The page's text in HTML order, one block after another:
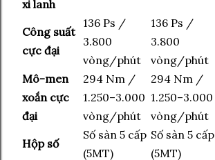
xi lanh
Công suất
cực đại
136 Ps /
3.800
vòng/phút
136 Ps /
3.800
vòng/phút
Mô-men
xoắn cực
đại
294 Nm /
1.250–3.000
vòng/phút
294 Nm /
1.250–3.000
vòng/phút
Hộp số
Số sàn 5 cấp
(5MT)
Số sàn 5 cấp
(5MT)